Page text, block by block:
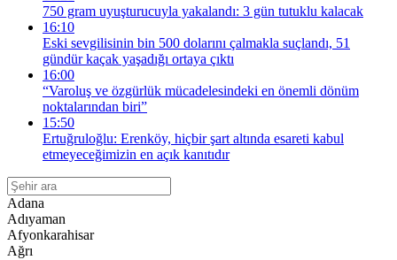
750 gram uyuşturucuyla yakalandı: 3 gün tutuklu kalacak
16:10
Eski sevgilisinin bin 500 dolarını çalmakla suçlandı, 51
gündür kaçak yaşadığı ortaya çıktı
16:00
“Varoluş ve özgürlük mücadelesindeki en önemli dönüm
noktalarından biri”
15:50
Ertuğruloğlu: Erenköy, hiçbir şart altında esareti kabul
etmeyeceğimizin en açık kanıtıdır
Adana
Adıyaman
Afyonkarahisar
Ağrı